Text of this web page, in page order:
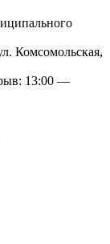
Комсомольская,
13:00 —